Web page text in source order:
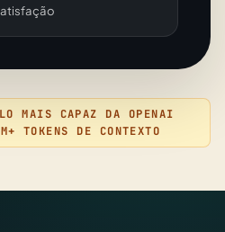
MAIS CAPAZ DA OPENAI
TOKENS DE CONTEXTO